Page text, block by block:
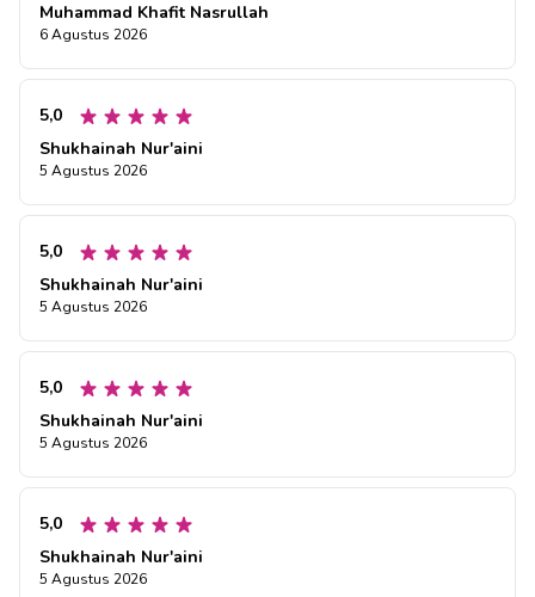
Muhammad Khafit Nasrullah
6 Agustus 2026
5,0
Shukhainah Nur'aini
5 Agustus 2026
5,0
Shukhainah Nur'aini
5 Agustus 2026
5,0
Shukhainah Nur'aini
5 Agustus 2026
5,0
Shukhainah Nur'aini
5 Agustus 2026